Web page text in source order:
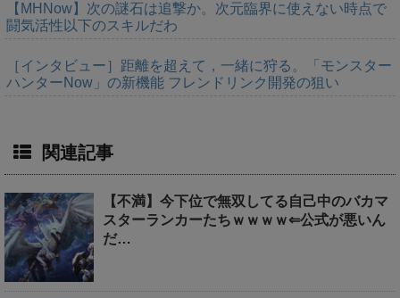
【MHNow】次の謎石は追撃か。次元臨界に使えない時点で
闘気活性以下のスキルだわ
［インタビュー］距離を超えて，一緒に狩る。「モンスター
ハンターNow」の新機能 フレンドリンク開発の狙い
関連記事
【不満】今下位で無双してる自己中のバカマ
スターランカーたちｗｗｗｗ⇐公式が悪いん
だ…